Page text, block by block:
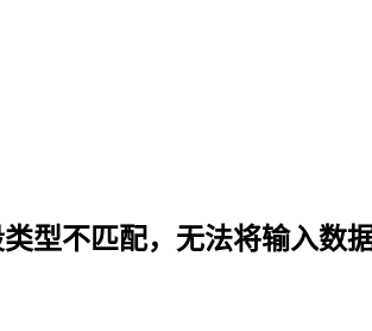
类型不匹配，无法将输入数